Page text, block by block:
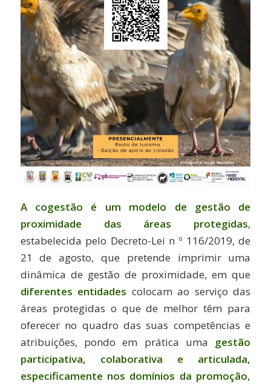
A cogestão é um modelo de
gestão de
proximidade das áreas protegidas,
estabelecida pelo Decreto-Lei n º 116/2019, de
21 de agosto, que pretende imprimir uma
dinâmica de gestão de proximidade, em que
diferentes entidades colocam ao serviço das
áreas protegidas o que de melhor têm para
oferecer no quadro das suas competências e
atribuições, pondo em prática uma gestão
participativa, colaborativa e articulada,
especificamente nos domínios da promoção,